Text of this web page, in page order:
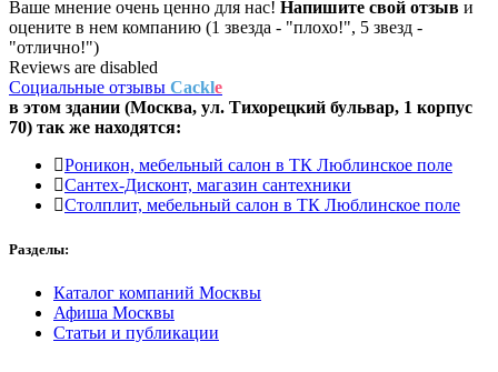
Ваше мнение очень ценно для нас! Напишите свой отзыв и
оцените в нем компанию (1 звезда - "плохо!", 5 звезд -
"отлично!")
Reviews are disabled
Социальные отзывы Cackle
в этом здании (Москва, ул. Тихорецкий бульвар, 1 корпус
70) так же находятся:
Роникон, мебельный салон в ТК Люблинское поле
Сантех-Дисконт, магазин сантехники
Столплит, мебельный салон в ТК Люблинское поле
Разделы:
Каталог компаний Москвы
Афиша Москвы
Статьи и публикации